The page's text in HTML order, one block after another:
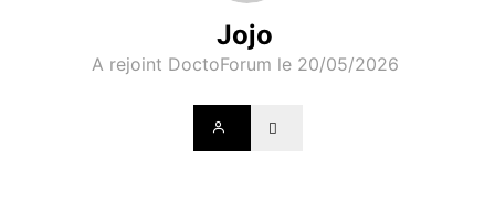
Jojo
A rejoint DoctoForum le 20/05/2026